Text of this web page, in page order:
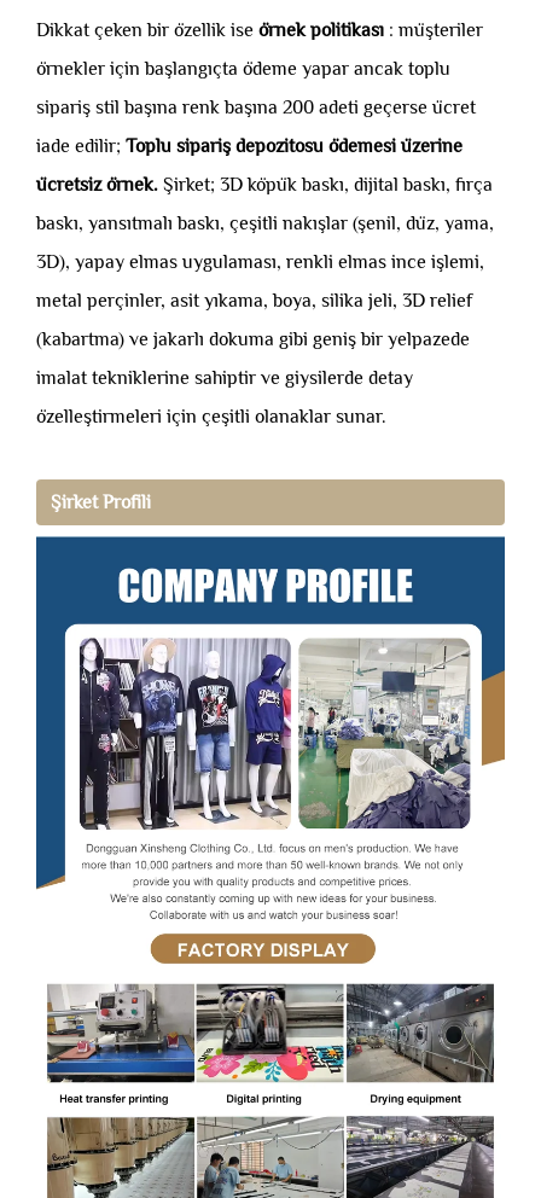
Dikkat çeken bir özellik ise örnek politikası : müşteriler
örnekler için başlangıçta ödeme yapar ancak toplu
sipariş stil başına renk başına 200 adeti geçerse ücret
iade edilir; Toplu sipariş depozitosu ödemesi üzerine
ücretsiz örnek. Şirket; 3D köpük baskı, dijital baskı, fırça
baskı, yansıtmalı baskı, çeşitli nakışlar (şenil, düz, yama,
3D), yapay elmas uygulaması, renkli elmas ince işlemi,
metal perçinler, asit yıkama, boya, silika jeli, 3D relief
(kabartma) ve jakarlı dokuma gibi geniş bir yelpazede
imalat tekniklerine sahiptir ve giysilerde detay
özelleştirmeleri için çeşitli olanaklar sunar.
Şirket Profili